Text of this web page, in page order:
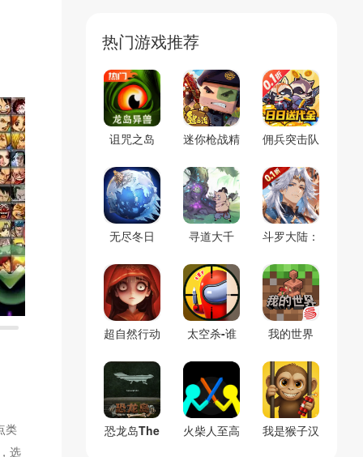
类
选
热门游戏推荐
诅咒之岛
(辅助菜单)
迷你枪战精
英
佣兵突击队
(0.1折割草
免费版)
无尽冬日
(官服)
寻道大千
(官服)
斗罗大陆：
逆转时空
(0.1折)
超自然行动
组
太空杀-谁
是内鬼
我的世界
(官服)
恐龙岛The
火柴人至高
我是猴子汉